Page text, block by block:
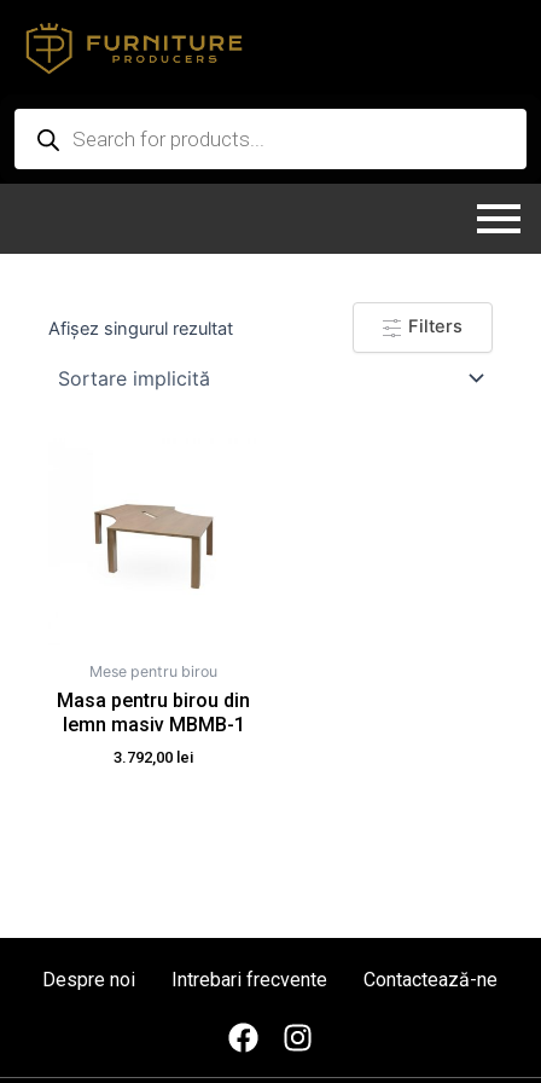
content
Products
search
Filters
Afișez singurul rezultat
Mese pentru birou
Masa pentru birou din
lemn masiv MBMB-1
3.792,00 lei
Despre noi Intrebari frecvente Contactează-ne
F
I